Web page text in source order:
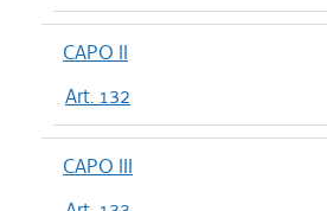
CAPO II
Art. 132
CAPO III